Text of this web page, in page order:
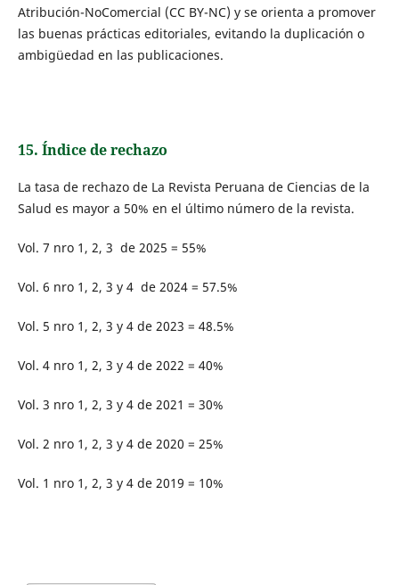
Atribución-NoComercial (CC BY-NC) y se orienta a promover
las buenas prácticas editoriales, evitando la duplicación o
ambigüedad en las publicaciones.
15. Índice de rechazo
La tasa de rechazo de La Revista Peruana de Ciencias de la
Salud es mayor a 50% en el último número de la revista.
Vol. 7 nro 1, 2, 3 de 2025 = 55%
Vol. 6 nro 1, 2, 3 y 4 de 2024 = 57.5%
Vol. 5 nro 1, 2, 3 y 4 de 2023 = 48.5%
Vol. 4 nro 1, 2, 3 y 4 de 2022 = 40%
Vol. 3 nro 1, 2, 3 y 4 de 2021 = 30%
Vol. 2 nro 1, 2, 3 y 4 de 2020 = 25%
Vol. 1 nro 1, 2, 3 y 4 de 2019 = 10%